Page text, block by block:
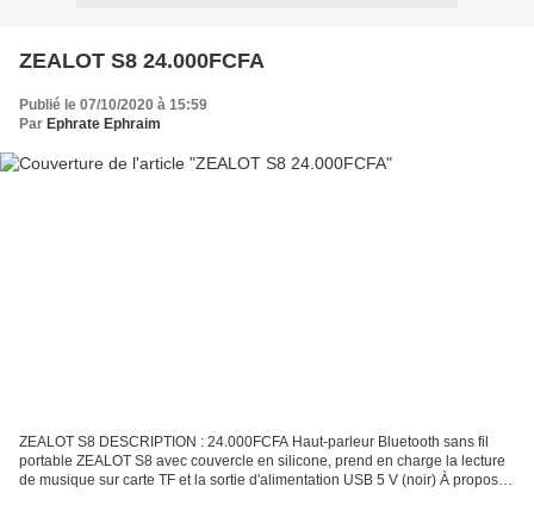
ZEALOT S8 24.000FCFA
Publié le 07/10/2020 à 15:59
Par Ephrate Ephraim
ZEALOT S8 DESCRIPTION : 24.000FCFA Haut-parleur Bluetooth sans fil
portable ZEALOT S8 avec couvercle en silicone, prend en charge la lecture
de musique sur carte TF et la sortie d'alimentation USB 5 V (noir) À propos